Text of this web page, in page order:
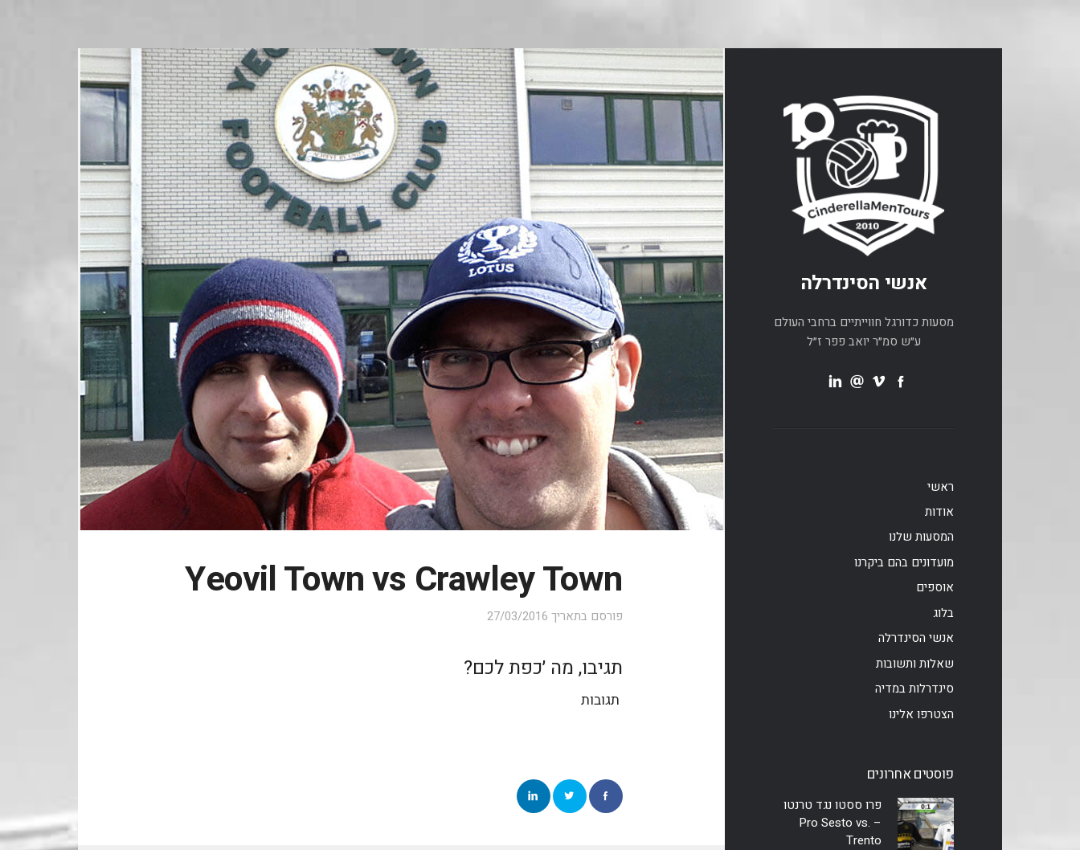
אנשי הסינדרלה
מסעות כדורגל חווייתיים ברחבי העולם
ע״ש סמ״ר יואב פפר ז״ל
ראשי
אודות
המסעות שלנו
מועדונים בהם ביקרנו
אוספים
בלוג
אנשי הסינדרלה
שאלות ותשובות
סינדרלות במדיה
הצטרפו אלינו
פוסטים אחרונים
פרו ססטו נגד טרנטו
– Pro Sesto vs.
Trento
Yeovil Town vs Crawley Town
פורסם בתאריך 27/03/2016
תגיבו, מה ׳כפת לכם?
תגובות